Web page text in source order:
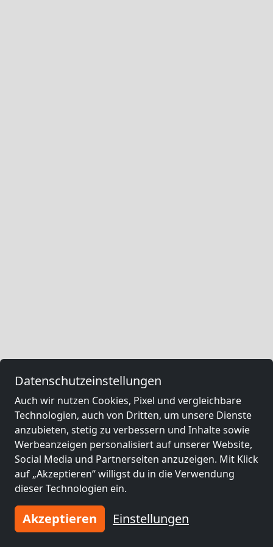
Datenschutzeinstellungen
Auch wir nutzen Cookies, Pixel und vergleichbare
Technologien, auch von Dritten, um unsere Dienste
anzubieten, stetig zu verbessern und Inhalte sowie
Werbeanzeigen personalisiert auf unserer Website,
Social Media und Partnerseiten anzuzeigen. Mit Klick
auf „Akzeptieren“ willigst du in die Verwendung
dieser Technologien ein.
Akzeptieren Einstellungen